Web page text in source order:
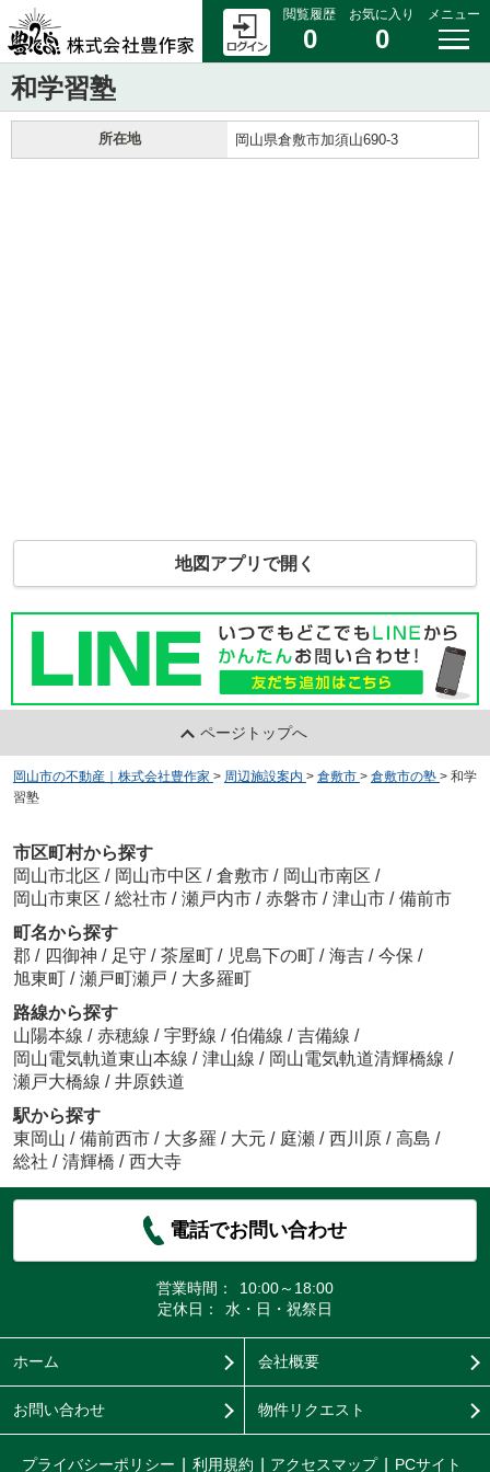
閲覧履歴
0
お気に入り
0
メニュー
和学習塾
所在地 岡山県倉敷市加須山690-3
地図アプリで開く
ページトップへ
岡山市の不動産｜株式会社豊作家 > 周辺施設案内 > 倉敷市 > 倉敷市の塾 > 和学
習塾
市区町村から探す
岡山市北区 / 岡山市中区 / 倉敷市 / 岡山市南区 /
岡山市東区 / 総社市 / 瀬戸内市 / 赤磐市 / 津山市 / 備前市
町名から探す
郡 / 四御神 / 足守 / 茶屋町 / 児島下の町 / 海吉 / 今保 /
旭東町 / 瀬戸町瀬戸 / 大多羅町
路線から探す
山陽本線 / 赤穂線 / 宇野線 / 伯備線 / 吉備線 /
岡山電気軌道東山本線 / 津山線 / 岡山電気軌道清輝橋線 /
瀬戸大橋線 / 井原鉄道
駅から探す
東岡山 / 備前西市 / 大多羅 / 大元 / 庭瀬 / 西川原 / 高島 /
総社 / 清輝橋 / 西大寺
電話でお問い合わせ
営業時間：
10:00～18:00
定休日：
水・日・祝祭日
ホーム 会社概要
お問い合わせ 物件リクエスト
プライバシーポリシー 利用規約 アクセスマップ PCサイト